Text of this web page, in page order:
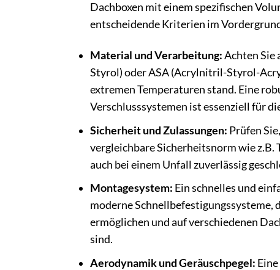
Dachboxen mit einem spezifischen
entscheidende Kriterien im
Material und Verarbeitung:Achten
Styrol) oder ASA (Acrylnitril-Styrol-
extremen Temperaturen stand. Eine
Verschlusssystemen ist essenziell für
Sicherheit und Zulassungen: Prüfen
vergleichbare Sicherheitsnorm wie
auch bei einem Unfall zuverlässig
Montagesystem: Ein schnelles und
moderne Schnellbefestigungssysteme,
ermöglichen und auf verschiedenen
sind.
Aerodynamik und Geräuschpegel: